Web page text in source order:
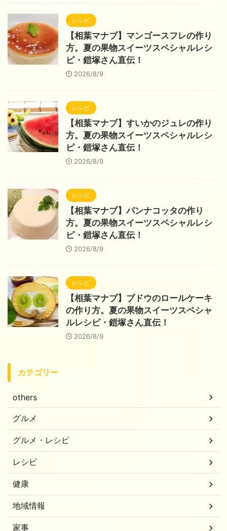
レシピ
【相葉マナブ】マンゴースフレの作り
方。夏の果物スイーツスペシャルレシ
ピ・鎧塚さん直伝！
2026/8/9
レシピ
【相葉マナブ】すいかのジュレの作り
方。夏の果物スイーツスペシャルレシ
ピ・鎧塚さん直伝！
2026/8/9
レシピ
【相葉マナブ】パンナコッタの作り
方。夏の果物スイーツスペシャルレシ
ピ・鎧塚さん直伝！
2026/8/9
レシピ
【相葉マナブ】ブドウのロールケーキ
の作り方。夏の果物スイーツスペシャ
ルレシピ・鎧塚さん直伝！
2026/8/9
カテゴリー
others
グルメ
グルメ・レシピ
レシピ
健康
地域情報
家事